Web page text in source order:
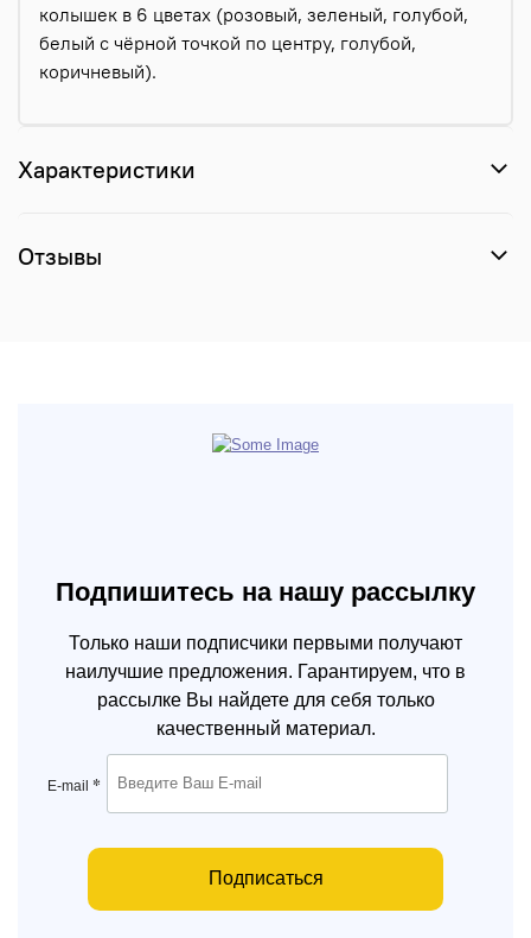
колышек в 6 цветах (розовый, зеленый, голубой,
белый с чёрной точкой по центру, голубой,
коричневый).
Характеристики
Отзывы
Подпишитесь на нашу рассылку
Только наши подписчики первыми получают
наилучшие предложения. Гарантируем, что в
рассылке Вы найдете для себя только
качественный материал.
E-mail *
Подписаться